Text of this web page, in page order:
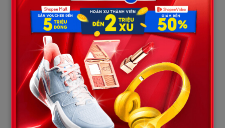
nhói. Anh vội nói:
– Cô, để con đưa cô về. Trời sắp tối rồi, cô đi một mình nguy
hiểm lắm.
– Thôi, cô quen rồi, có xe buýt mà. Thấy con thế này là cô vui
lắm rồi, không cần gì hơn đâu con à.
Nhưng Minh không nghe. Anh nắm tay cô, nhẹ nhàng dìu cô lên
xe. Khi chiếc xe lăn bánh, cô cứ nhìn quanh ngỡ ngàng, còn Minh
im lặng, nước mắt rưng rưng.